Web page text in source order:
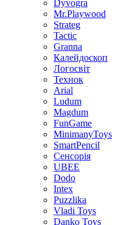
Dyvogra
Mr.Playwood
Strateg
Tactic
Granna
Калейдоскоп
Логосвіт
Технок
Arial
Ludum
Magdum
FunGame
MinimanyToys
SmartPencil
Сенсорія
UBEE
Dodo
Intex
Puzzlika
Vladi Toys
Danko Toys